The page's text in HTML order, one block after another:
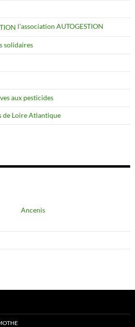
l'association AUTOGESTION
solidaires
aux pesticides
de Loire Atlantique
Ancenis